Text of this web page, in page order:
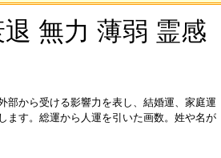
無力 薄弱 霊感
部から受ける影響力を表し、結婚運、家庭運
ます。総運から人運を引いた画数。姓や名が